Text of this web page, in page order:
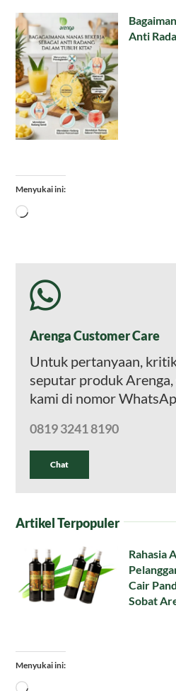
Anti
Menyukai ini:
Memuat...
Arenga Customer Care
Untuk pertanyaan,
seputar produk
kami di nomor
0819 3241 8190
Chat
Artikel Terpopuler
Rahasia
Cair
Sobat
Menyukai ini: